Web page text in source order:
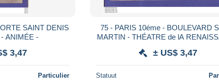
ANIMÉE -
3,47
Particulier
75 - PARIS 10éme - BOULEVARD
MARTIN - THÉATRE de lA
± US$ 3,47
Statuut